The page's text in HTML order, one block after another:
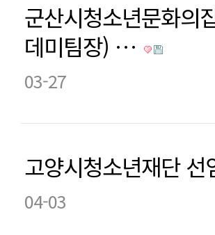
군산시청소년문화의
데미팀장) …
03-27
고양시청소년재단
04-03